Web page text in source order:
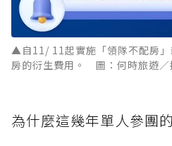
▲自11/ 11起實施「領隊不配房
房的衍生費用。 圖：何時旅遊／
為什麼這幾年單人參團